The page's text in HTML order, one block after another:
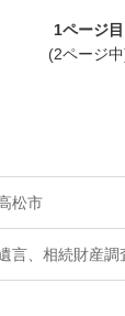
1ページ目
(2ページ
松市
言、相続財産調